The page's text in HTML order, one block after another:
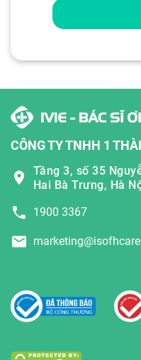
CÔNG TY TNHH 1
Tầng 3, số 35
Hai Bà Trưng, Hà
1900 3367